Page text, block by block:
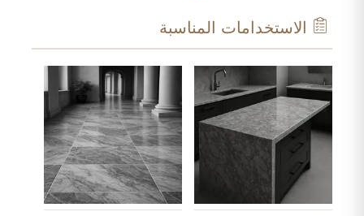
الاستخدامات المناسبة